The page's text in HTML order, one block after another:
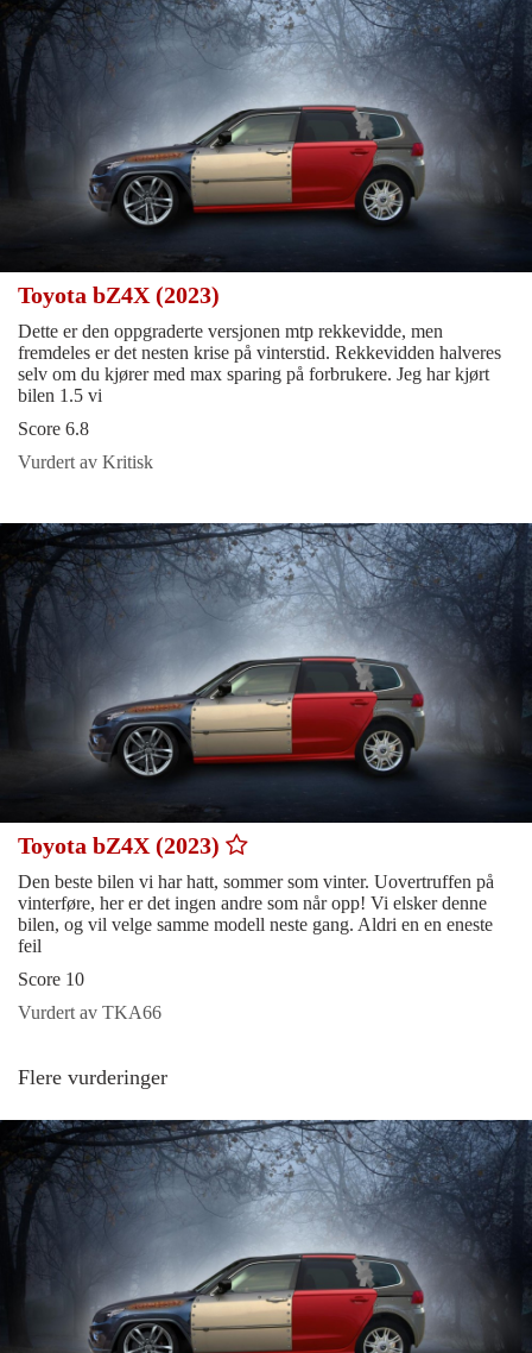
Toyota bZ4X (2023)
Dette er den oppgraderte versjonen mtp rekkevidde, men
fremdeles er det nesten krise på vinterstid. Rekkevidden halveres
selv om du kjører med max sparing på forbrukere. Jeg har kjørt
bilen 1.5 vi
Score 6.8
Vurdert av Kritisk
Toyota bZ4X (2023)
Den beste bilen vi har hatt, sommer som vinter. Uovertruffen på
vinterføre, her er det ingen andre som når opp! Vi elsker denne
bilen, og vil velge samme modell neste gang. Aldri en en eneste
feil
Score 10
Vurdert av TKA66
Flere vurderinger